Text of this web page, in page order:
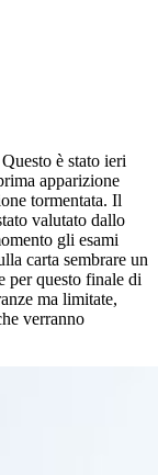
è stato ieri
apparizione
tormentata. Il
valutato dallo
gli esami
carta sembrare un
per questo finale di
ma limitate,
verranno